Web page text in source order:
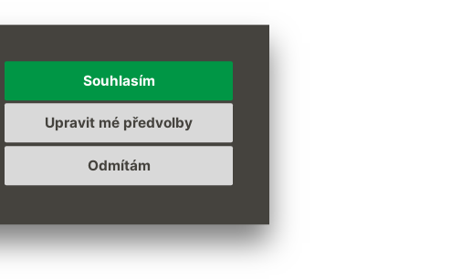
Souhlasím
Odmítám
Upravit mé předvolby